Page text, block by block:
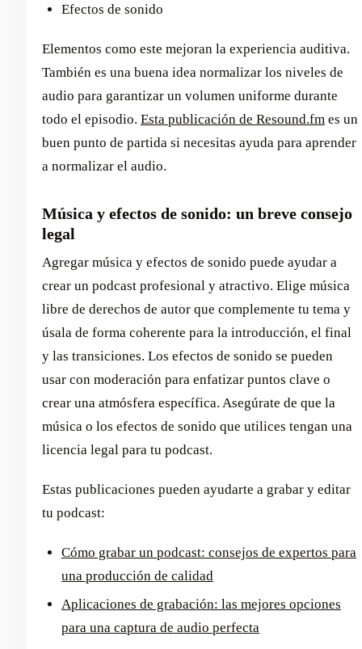
Efectos de sonido
Elementos como este mejoran la experiencia auditiva.
También es una buena idea normalizar los niveles de
audio para garantizar un volumen uniforme durante
todo el episodio. Esta publicación de Resound.fm es un
buen punto de partida si necesitas ayuda para aprender
a normalizar el audio.
Música y efectos de sonido: un breve consejo
legal
Agregar música y efectos de sonido puede ayudar a
crear un podcast profesional y atractivo. Elige música
libre de derechos de autor que complemente tu tema y
úsala de forma coherente para la introducción, el final
y las transiciones. Los efectos de sonido se pueden
usar con moderación para enfatizar puntos clave o
crear una atmósfera específica. Asegúrate de que la
música o los efectos de sonido que utilices tengan una
licencia legal para tu podcast.
Estas publicaciones pueden ayudarte a grabar y editar
tu podcast:
Cómo grabar un podcast: consejos de expertos para
una producción de calidad
Aplicaciones de grabación: las mejores opciones
para una captura de audio perfecta